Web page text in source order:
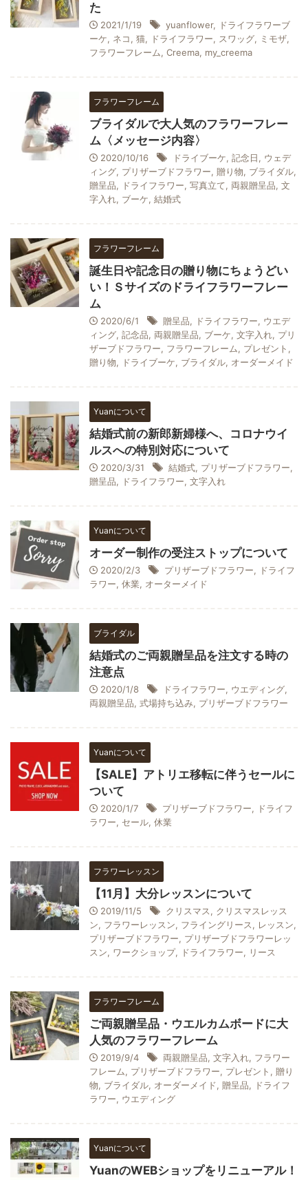
た
2021/1/19 yuanflower, ドライフラワーブ
ーケ, ネコ, 猫, ドライフラワー, スワッグ, ミモザ,
フラワーフレーム, Creema, my_creema
フラワーフレーム
ブライダルで大人気のフラワーフレー
ム〈メッセージ内容〉
2020/10/16 ドライブーケ, 記念日, ウェデ
ィング, プリザーブドフラワー, 贈り物, ブライダル,
贈呈品, ドライフラワー, 写真立て, 両親贈呈品, 文
字入れ, ブーケ, 結婚式
フラワーフレーム
誕生日や記念日の贈り物にちょうどい
い！Ｓサイズのドライフラワーフレー
ム
2020/6/1 贈呈品, ドライフラワー, ウエデ
ィング, 記念品, 両親贈呈品, ブーケ, 文字入れ, プリ
ザーブドフラワー, フラワーフレーム, プレゼント ,
贈り物, ドライブーケ, ブライダル, オーダーメイド
Yuanについて
結婚式前の新郎新婦様へ、コロナウイ
ルスへの特別対応について
2020/3/31 結婚式, プリザーブドフラワー,
贈呈品, ドライフラワー, 文字入れ
Yuanについて
オーダー制作の受注ストップについて
2020/2/3 プリザーブドフラワー, ドライフ
ラワー, 休業, オーターメイド
ブライダル
結婚式のご両親贈呈品を注文する時の
注意点
2020/1/8 ドライフラワー, ウエディング,
両親贈呈品, 式場持ち込み, プリザーブドフラワー
Yuanについて
【SALE】アトリエ移転に伴うセールに
ついて
2020/1/7 プリザーブドフラワー, ドライフ
ラワー, セール, 休業
フラワーレッスン
【11月】大分レッスンについて
2019/11/5 クリスマス, クリスマスレッス
ン, フラワーレッスン, フライングリース, レッスン,
プリザーブドフラワー, プリザーブドフラワーレッ
スン, ワークショップ, ドライフラワー, リース
フラワーフレーム
ご両親贈呈品・ウエルカムボードに大
人気のフラワーフレーム
2019/9/4 両親贈呈品, 文字入れ, フラワー
フレーム, プリザーブドフラワー, プレゼント , 贈り
物, ブライダル, オーダーメイド, 贈呈品, ドライフ
ラワー, ウエディング
Yuanについて
YuanのWEBショップをリニューアル！